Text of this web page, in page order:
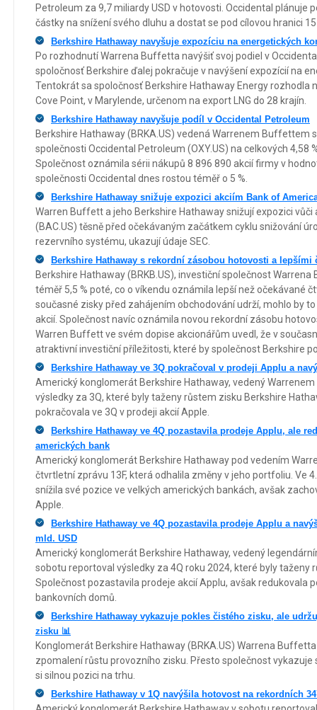
Petroleum za 9,7 miliardy USD v hotovosti. Occidental plánuje
částky na snížení svého dluhu a dostat se pod cílovou hranici 15
Berkshire Hathaway navyšuje expozíciu na energetických
Po rozhodnutí Warrena Buffetta navýšiť svoj podiel v
spoločnosť Berkshire ďalej pokračuje v navýšení expozícií na
Tentokrát sa spoločnosť Berkshire Hathaway Energy rozhodla
Cove Point, v Marylende, určenom na export LNG do 28 krajín.
Berkshire Hathaway navyšuje podíl v Occidental Petroleum
Berkshire Hathaway (BRKA.US) vedená Warrenem Buffettem
společnosti Occidental Petroleum (OXY.US) na celkových 4,58
Společnost oznámila sérii nákupů 8 896 890 akcií firmy v
společnosti Occidental dnes rostou téměř o 5 %.
Berkshire Hathaway snižuje expozici akciím Bank of
Warren Buffett a jeho Berkshire Hathaway snižují expozici
(BAC.US) těsně před očekávaným začátkem cyklu snižování
rezervního systému, ukazují údaje SEC.
Berkshire Hathaway s rekordní zásobou hotovosti a
Berkshire Hathaway (BRKB.US), investiční společnost
téměř 5,5 % poté, co o víkendu oznámila lepší než očekávané
současné zisky před zahájením obchodování udrží, mohlo by
akcií. Společnost navíc oznámila novou rekordní zásobu
Warren Buffett ve svém dopise akcionářům uvedl, že v
atraktivní investiční příležitosti, které by společnost Berkshire
Berkshire Hathaway ve 3Q pokračoval v prodeji Applu a
Americký konglomerát Berkshire Hathaway, vedený
výsledky za 3Q, které byly taženy růstem zisku Berkshire
pokračovala ve 3Q v prodeji akcií Apple.
Berkshire Hathaway ve 4Q pozastavila prodeje Applu, ale
amerických bank
Americký konglomerát Berkshire Hathaway pod vedením
čtvrtletní zprávu 13F, která odhalila změny v jeho portfoliu. Ve
snížila své pozice ve velkých amerických bankách, avšak
Apple.
Berkshire Hathaway ve 4Q pozastavila prodeje Applu a
mld. USD
Americký konglomerát Berkshire Hathaway, vedený
sobotu reportoval výsledky za 4Q roku 2024, které byly taženy
Společnost pozastavila prodeje akcií Applu, avšak redukovala
bankovních domů.
Berkshire Hathaway vykazuje pokles čistého zisku, ale
zisku 📊
Konglomerát Berkshire Hathaway (BRKA.US) Warrena
zpomalení růstu provozního zisku. Přesto společnost vykazuje
si silnou pozici na trhu.
Berkshire Hathaway v 1Q navýšila hotovost na rekordních